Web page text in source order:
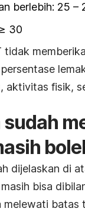
berlebih: 25 –
≥ 30
aktivitas fisik,
dijelaskan di
bisa
batas